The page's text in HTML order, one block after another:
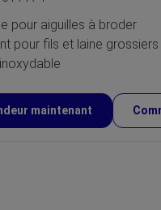
pour aiguilles à broder
pour fils et laine grossiers
maintenant